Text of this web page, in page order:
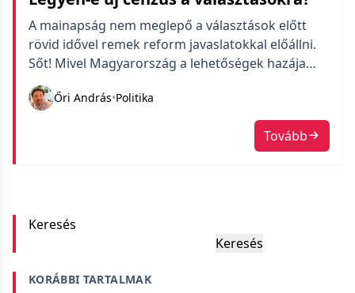
A mainapság nem meglepő a választások előtt
rövid idővel remek reform javaslatokkal előállni.
Sőt! Mivel Magyarország a lehetőségek hazája
ezek életbe is tudnak lépni, szóval a társalgás
közben sokszor felmerülő igény a cenzus
újragondolására sem tűnik lehetetlennek.
Őri András•Politika
Tovább
Keresés
Keresés
KORÁBBI TARTALMAK